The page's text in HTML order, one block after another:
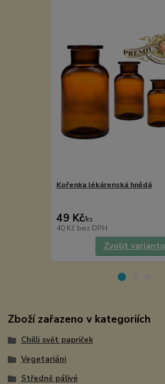
Kořenka lékárenská hnědá
49 Kč/ks
40 Kč bez DPH
Zvolit variantu
Zboží zařazeno v kategoriích
Chilli svět papriček
Vegetariáni
Středně pálivé